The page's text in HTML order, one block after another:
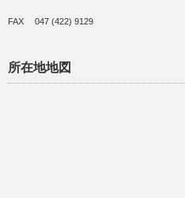
FAX 047 (422) 9129
所在地地図